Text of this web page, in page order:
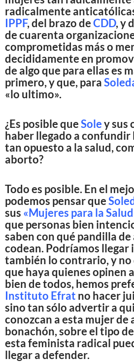
radicalmente
IPPF, del brazo deCDD, y
de cuarenta
comprometidas más o
decididamente en
de algo que para ellas es
primero, y que, para
«lo ultimo».
¿Es posible queSoley sus
haber llegado a confundir
tan opuesto a la salud,
aborto?
Todo es posible. En el
podemos pensar que
sus «Mujeres para la
que personas bien
saben con qué pandilla
codean. Podríamos llegar
también lo contrario, y no
que haya quienes opinen
bien de todos, hemos
Instituto Efrat no hacer
sino tan sólo advertir a
conozcan a esta mujer de
bonachón, sobre el tipo
esta feminista radical
llegar a defender.